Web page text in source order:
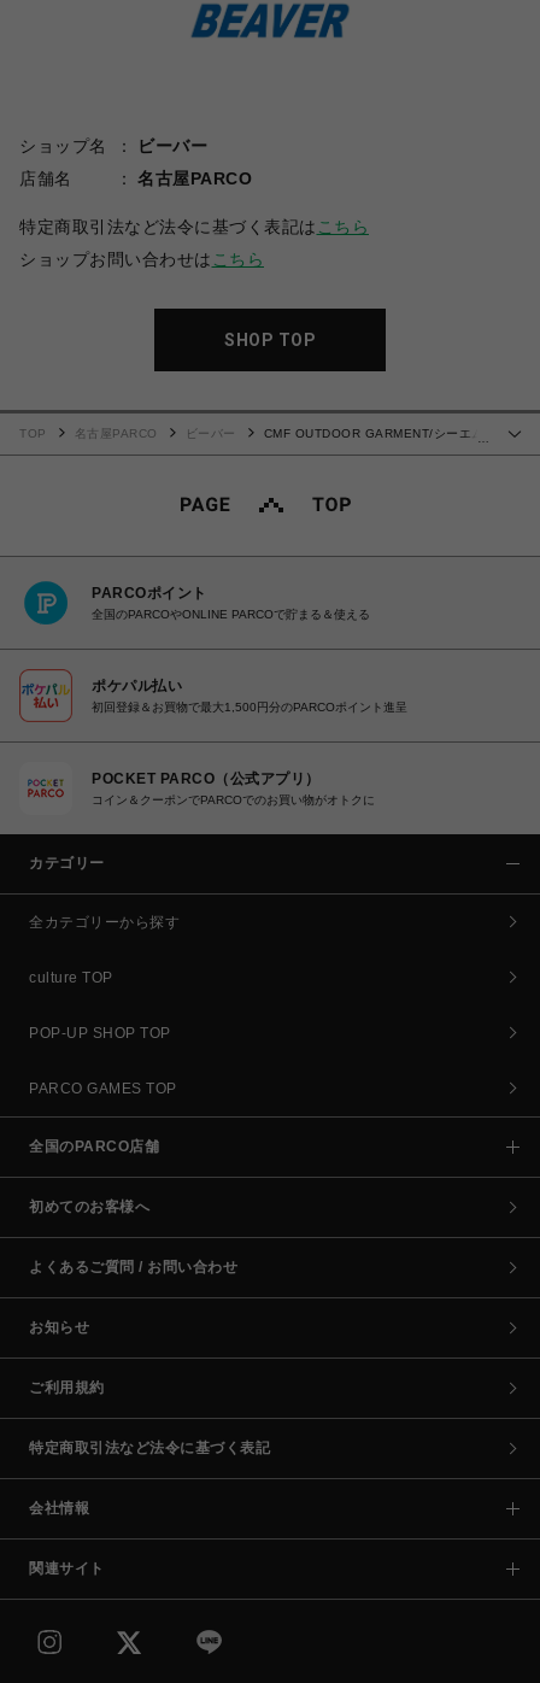
ショップ名
ビーバー
店舗名
名古屋PARCO
特定商取引法など法令に基づく表記は こちら
ショップお問い合わせは こちら
SHOP TOP
…
TOP 名古屋PARCO ビーバー
CMF OUTDOOR GARMENT/シーエム
PARCOポイント
全国のPARCOやONLINE PARCOで貯まる＆使える
ポケパル払い
初回登録＆お買物で最大1,500円分のPARCOポイント進呈
POCKET PARCO（公式アプリ）
コイン＆クーポンでPARCOでのお買い物がオトクに
カテゴリー
全カテゴリーから探す
culture TOP
POP-UP SHOP TOP
PARCO GAMES TOP
全国のPARCO店舗
初めてのお客様へ
よくあるご質問 / お問い合わせ
お知らせ
ご利用規約
特定商取引法など法令に基づく表記
会社情報
関連サイト